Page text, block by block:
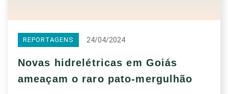
REPORTAGENS 24/04/2024
Novas hidrelétricas em Goiás
ameaçam o raro pato-mergulhão